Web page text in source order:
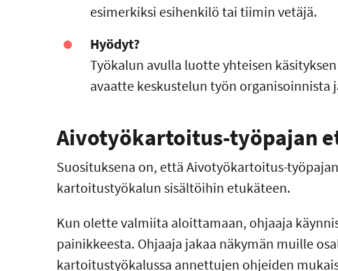
esimerkiksi esihenkilö tai tiimin vetäjä.
Hyödyt?
Työkalun avulla luotte yhteisen
avaatte keskustelun työn organisoinnista
Aivotyökartoitus-työpajan
Suosituksena on, että Aivotyökartoitus-
kartoitustyökalun sisältöihin etukäteen.
Kun olette valmiita aloittamaan, ohjaaja
painikkeesta. Ohjaaja jakaa näkymän muille
kartoitustyökalussa annettujen ohjeiden